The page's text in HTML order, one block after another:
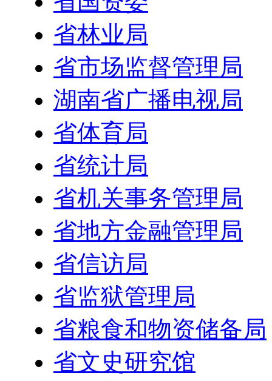
省林业局
省市场监督管理局
湖南省广播电视局
省体育局
省统计局
省机关事务管理局
省地方金融管理局
省信访局
省监狱管理局
省粮食和物资储备局
省文史研究馆